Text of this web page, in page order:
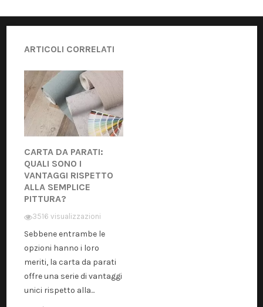
ARTICOLI CORRELATI
CARTA DA PARATI:
QUALI SONO I
VANTAGGI RISPETTO
ALLA SEMPLICE
PITTURA?
3516 visualizzazioni
Sebbene entrambe le
opzioni hanno i loro
meriti, la carta da parati
offre una serie di vantaggi
unici rispetto alla...